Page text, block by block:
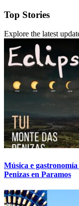
Top Stories
Explore the latest
Música e
Penizas en Paramos